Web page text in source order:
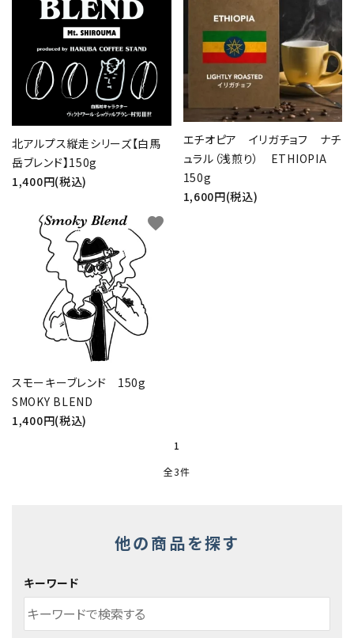
INFORMATION
北アルプス縦走シリーズ【白馬
岳ブレンド】150g
1,400円(税込)
エチオピア イリガチョフ ナチ
ュラル（浅煎り） ETHIOPIA
150g
1,600円(税込)
スモーキーブレンド 150g
SMOKY BLEND
1,400円(税込)
favorite
1
全3件
他の商品を探す
キーワード